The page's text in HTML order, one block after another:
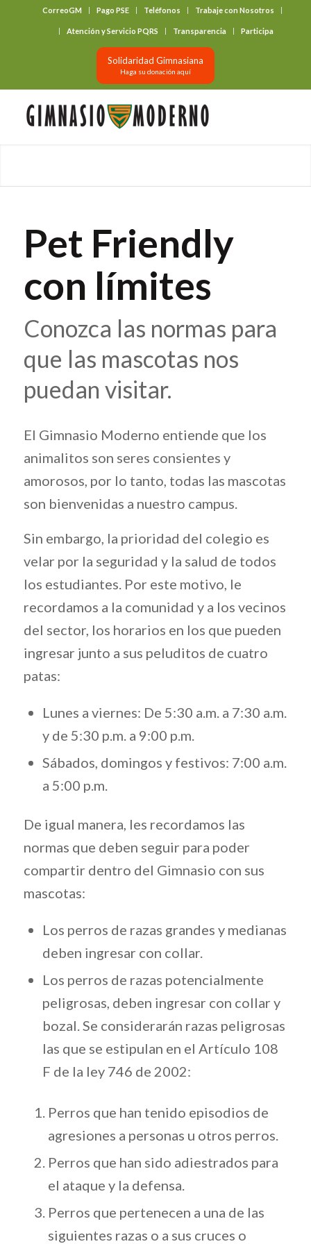
CorreoGM Pago PSE Teléfonos Trabaje con Nosotros
Atención y Servicio PQRS Transparencia Participa
Solidaridad Gimnasiana
Haga su donación aquí
Pet Friendly
con límites
Conozca las normas para
que las mascotas nos
puedan visitar.
El Gimnasio Moderno entiende que los
animalitos son seres consientes y
amorosos, por lo tanto, todas las mascotas
son bienvenidas a nuestro campus.
Sin embargo, la prioridad del colegio es
velar por la seguridad y la salud de todos
los estudiantes. Por este motivo, le
recordamos a la comunidad y a los vecinos
del sector, los horarios en los que pueden
ingresar junto a sus peluditos de cuatro
patas:
Lunes a viernes: De 5:30 a.m. a 7:30 a.m.
y de 5:30 p.m. a 9:00 p.m.
Sábados, domingos y festivos: 7:00 a.m.
a 5:00 p.m.
De igual manera, les recordamos las
normas que deben seguir para poder
compartir dentro del Gimnasio con sus
mascotas:
Los perros de razas grandes y medianas
deben ingresar con collar.
Los perros de razas potencialmente
peligrosas, deben ingresar con collar y
bozal. Se considerarán razas peligrosas
las que se estipulan en el Artículo 108
F de la ley 746 de 2002:
Perros que han tenido episodios de
agresiones a personas u otros perros.
Perros que han sido adiestrados para
el ataque y la defensa.
Perros que pertenecen a una de las
siguientes razas o a sus cruces o